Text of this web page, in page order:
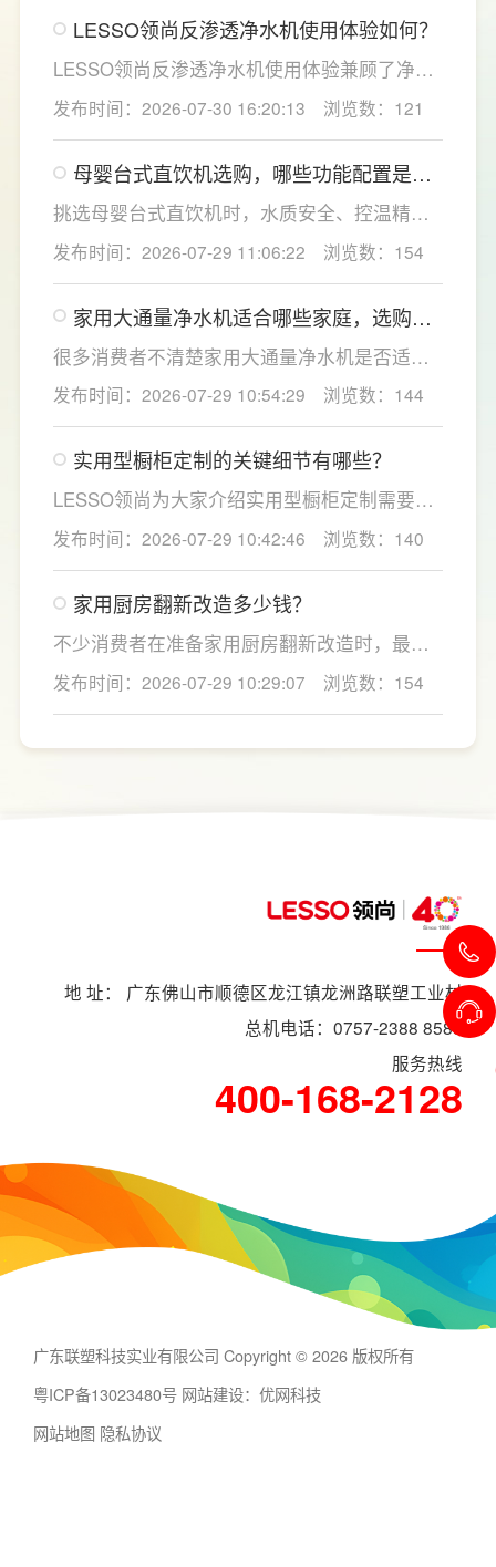
用寿命相对较长，通常在2至3年左右，而后置
活性炭滤芯则建议每年更换一次以保障出水口
感。
LESSO领尚反渗透净水机使用体验如何？
LESSO领尚反渗透净水机使用体验兼顾了净水
效果、使用便捷性和节水表现。产品采用
120mm纤薄机身设计，不占用过多厨下空间；
双出水模式可根据不同需求切换生活用水和直
饮水，不仅满足厨房多场景用水需求，还有助
于延长滤芯使用寿命。
发布时间：2026-07-30 16:20:13 浏览数：121
母婴台式直饮机选购，哪些功能配置是有
娃家庭必不可少的？
挑选母婴台式直饮机时，水质安全、控温精准
度是宝妈群体最关心的核心需求，接下来
LESSO领尚为大家讲解适合母婴家庭的必备功
能配置。母婴冲奶、辅食、直饮对水温要求不
同，机型需搭载多档精准控温功能，45℃低温
冲奶、85℃泡辅食、100℃沸水冲泡茶饮一键
切换，不用反复烧水兑冷水，呵护宝宝娇嫩肠
胃。
发布时间：2026-07-29 11:06:22 浏览数：154
家用大通量净水机适合哪些家庭，选购时
如何匹配用水场景吗？
很多消费者不清楚家用大通量净水机是否适配
自家户型，LESSO领尚建议，选购前一定要结
合家庭用水场景判断。家用大通量净水机更适
合常住人口多、用水需求大的家庭，比如三口
及以上之家，或是经常泡茶、冲奶、清洗果
蔬，需要持续大量净水的用户。小户型、单人
居住、日常用水量少的家庭，无需盲目追求超
大通量，避免功能过剩造成浪费。
发布时间：2026-07-29 10:54:29 浏览数：144
实用型橱柜定制的关键细节有哪些？
LESSO领尚为大家介绍实用型橱柜定制需要关
注的几个关键细节：实用型橱柜定制应结合厨
房面积和家庭烹饪习惯进行规划，合理划分
洗、切、炒动线，提升下厨效率；同时充分利
用吊柜、地柜、高柜等收纳空间，并配置抽屉
分区、拉篮、转角收纳等功能设计，提高空间
利用率。
发布时间：2026-07-29 10:42:46 浏览数：140
家用厨房翻新改造多少钱？
不少消费者在准备家用厨房翻新改造时，最关
心的问题莫过于“家用厨房翻新改造多少钱”，接
下来LESSO领尚为大家解答一下。事实上，厨
房改造费用并没有统一标准，通常会受到改造
范围、空间面积、材料品质、功能配置以及是
发布时间：2026-07-29 10:29:07 浏览数：154
地 址： 广东佛山市顺德区龙江镇龙洲路联塑工业村
总机电话：0757-2388 8588
服务热线
400-168-2128
广东联塑科技实业有限公司 Copyright © 2026 版权所有
粤ICP备13023480号 网站建设：优网科技
网站地图 隐私协议